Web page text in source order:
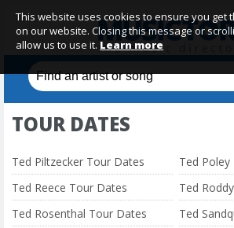
TOUR DATES
Ted Piltzecker Tour Dates
Ted
Ted Reece Tour Dates
Ted
Ted Rosenthal Tour Dates
Ted
This website uses cookies to ensure you get
on our website. Closing this message or
allow us to use it. Learn more